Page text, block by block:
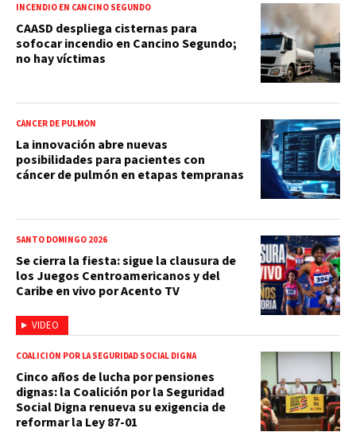
INCENDIO EN CANCINO SEGUNDO
CAASD despliega cisternas para
sofocar incendio en Cancino Segundo;
no hay víctimas
CÁNCER DE PULMÓN
La innovación abre nuevas
posibilidades para pacientes con
cáncer de pulmón en etapas tempranas
VIDEO
SANTO DOMINGO 2026
Se cierra la fiesta: sigue la clausura de
los Juegos Centroamericanos y del
Caribe en vivo por Acento TV
COALICIÓN POR LA SEGURIDAD SOCIAL DIGNA
Cinco años de lucha por pensiones
dignas: la Coalición por la Seguridad
Social Digna renueva su exigencia de
reformar la Ley 87-01